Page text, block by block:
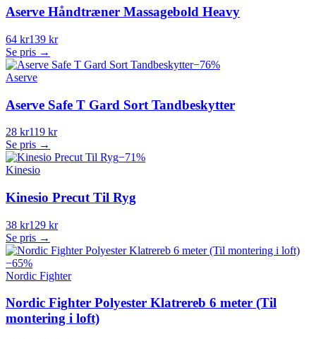
Aserve Håndtræner Massagebold Heavy
64 kr139 kr
Se pris →
−76%
Aserve
Aserve Safe T Gard Sort Tandbeskytter
28 kr119 kr
Se pris →
−71%
Kinesio
Kinesio Precut Til Ryg
38 kr129 kr
Se pris →
−65%
Nordic Fighter
Nordic Fighter Polyester Klatrereb 6 meter (Til
montering i loft)